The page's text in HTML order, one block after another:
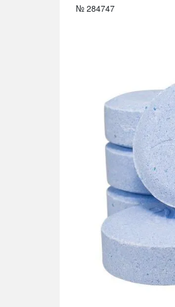
№ 284747